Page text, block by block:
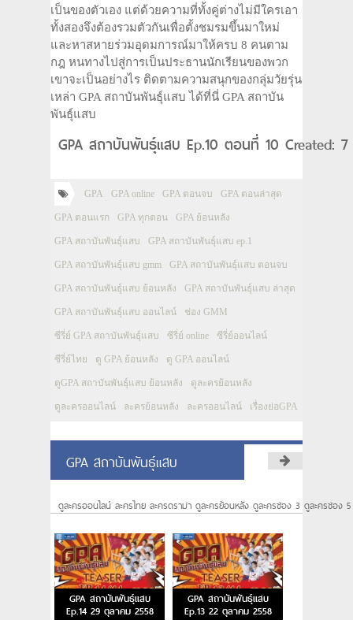
เป็นของตัวเอง แต่ด้วยความที่ทั้งคู่ต่างไม่มีใครเอา
ทั้งสองจึงต้องรวมตัวกันเพื่อตั้งชมรมขึ้นมาใหม่
และหาสหายร่วมอุดมการณ์มาให้ครบ 8 คนตาม
กฎ หนทางไปสู่การเป็นประธานนักเรียนของพวก
เขาจะเป็นอย่างไร ติดตามความสนุกของกลุ่มวัยรุ่น
เหล่า GPA สถาบันพันธุ์แสบ ได้ที่นี่ GPA สถาบัน
พันธุ์แสบ
GPA สถาบันพันธุ์แสบ Ep.10 ตอนที่ 10 Created:
GPA GPA online GPA ตอนจบ GPA ตอนล่าสุด
GPA ตอนแรก GPA ทุกตอน GPA ย้อนหลัง
GPA สถาบันพันธุ์แสบ GPA สถาบันพันธุ์แสบ ep.1
GPA สถาบันพันธุ์แสบ gmm GPA สถาบันพันธุ์แสบ ตอนจบ
GPA สถาบันพันธุ์แสบ ย้อนหลัง GPA สถาบันพันธุ์แสบ ล่าสุด
GPA สถาบันพันธุ์แสบ ออนไลน์ ช่อง GMM
ซีรี่ย์ GPA สถาบันพันธุ์แสบ ซีรี่ย์ online ซีรี่ย์ออนไลน์
ซีรี่ย์ไทย ดู GPA ย้อนหลัง ดู GPA ออนไลน์
ดูGPA สถาบันพันธุ์แสบ ย้อนหลัง ดูละครย้อนหลัง
ดูละครออนไลน์ ละครย้อนหลัง ละครออนไลน์ เรื่องย่อGPA
GPA สถาบันพันธุ์แสบ
ดูละครออนไลน์ ละครไทย ละครดราม่า ดูละครย้อนหลัง ดูละครช่อง 3 ดูละครช่อง
GPA สถาบันพันธุ์แสบ
Ep.14 29 ตุลาคม 2558
GPA สถาบันพันธุ์แสบ
Ep.13 22 ตุลาคม 2558